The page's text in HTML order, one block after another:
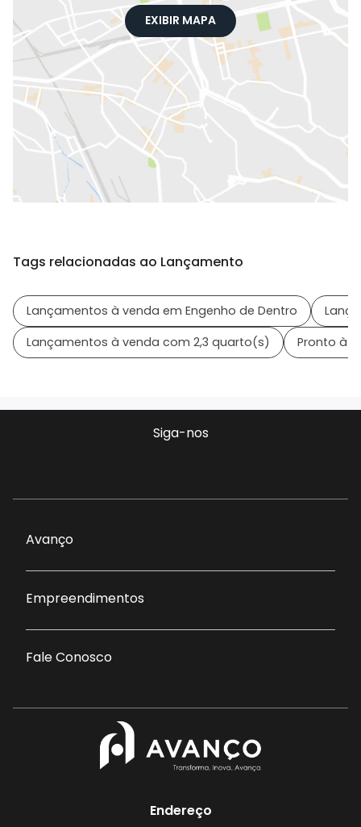
EXIBIR MAPA
Tags relacionadas ao Lançamento
Lançamentos à venda em Engenho de Dentro
Lançamentos à venda com 2,3 quarto(s)
Pronto à
Siga-nos
Avanço
Empreendimentos
Fale Conosco
Endereço